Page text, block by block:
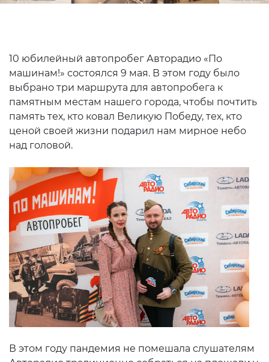
10 юбилейный автопробег Авторадио «По
машинам!» состоялся 9 мая. В этом году было
выбрано три маршрута для автопробега к
памятным местам нашего города, чтобы почтить
память тех, кто ковал Великую Победу, тех, кто
ценой своей жизни подарил нам мирное небо
над головой.
В этом году пандемия не помешала слушателям